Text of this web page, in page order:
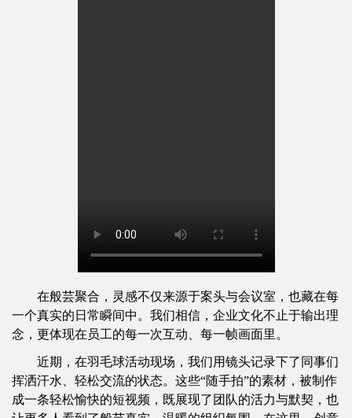
在般芸聚合，灵感不仅来源于案头与会议室，也藏在每
一个真实的日常瞬间中。我们相信，企业文化不止于输出理
念，更体现在员工的每一次互动、每一帧画面里。
近期，在羽毛球活动现场，我们用镜头记录下了同事们
挥洒汗水、轻松交流的状态。这些“随手拍”的素材，被制作
成一条轻松愉快的短视频，既展现了团队的活力与默契，也